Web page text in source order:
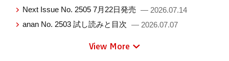
Next Issue No. 2505 7月22日発売 — 2026.07.14
anan No. 2503 試し読みと目次 — 2026.07.07
View More